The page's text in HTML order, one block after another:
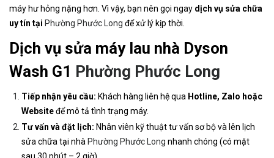
máy hư hỏng nặng hơn. Vì vậy, bạn nên gọi ngay dịch vụ sửa chữa
uy tín tại Phường Phước Long để xử lý kịp thời.
Dịch vụ sửa máy lau nhà Dyson
Wash G1 Phường Phước Long
Tiếp nhận yêu cầu: Khách hàng liên hệ qua Hotline, Zalo hoặc
Websiteđể mô tả tình trạng máy.
Tư vấn và đặt lịch: Nhân viên kỹ thuật tư vấn sơ bộ và lên lịch
sửa chữa tại nhà Phường Phước Long nhanh chóng (có mặt